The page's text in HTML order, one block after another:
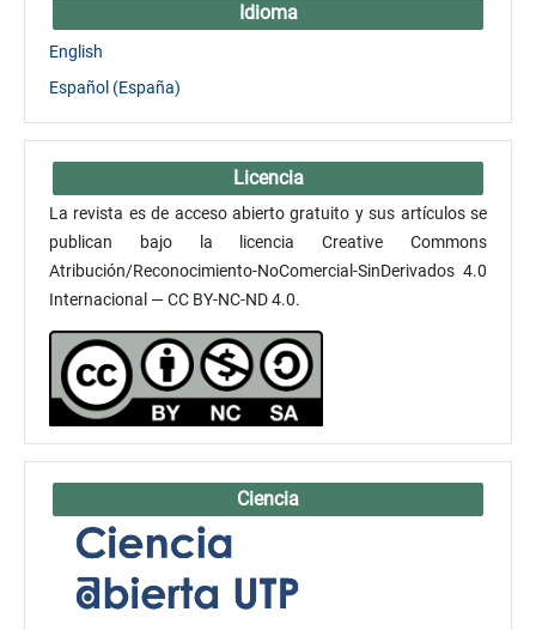
Idioma
English
Español (España)
Licencia
La revista es de acceso abierto gratuito y sus artículos se
publican bajo la licencia Creative Commons
Atribución/Reconocimiento-NoComercial-SinDerivados 4.0
Internacional — CC BY-NC-ND 4.0.
Ciencia